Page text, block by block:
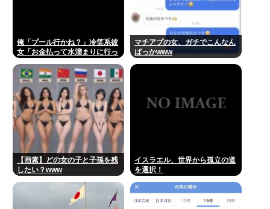
俺「プール行かね？」冷笑系彼
女「お金払って水溜まりに行っ
付き合ってられる？？
マチアプの女、ガチでこんなん
ばっかwww
【画素】どの女の子と子孫を残
したい？www
イスラエル、世界から孤立の道
を選択！